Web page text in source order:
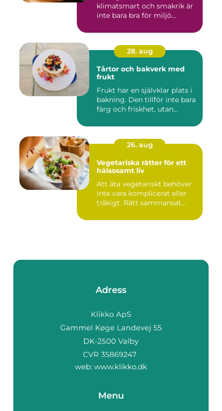
klimatsmart och smakrik är
inte bara bra för miljö...
28. aug
Tårtor och bakverk med
frukt
Frukt har en självklar plats i
bakning. Den tillför inte bara
färg och friskhet, utan...
26. aug
Vegetariska rätter för ett
hälsosamt liv
Att äta vegetariskt behöver
inte vara komplicerat eller
tråkigt. Rätt sammansat...
Adress
web: www.klikko.dk
Menu